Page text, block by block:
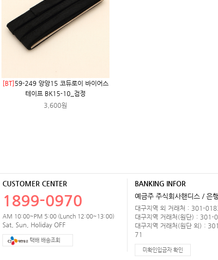
[BT] 59-249 앙앙15 코듀로이 바이어스
테이프 BK15-10_검정
3,600원
CUSTOMER CENTER
1899-0970
AM 10:00~PM 5:00 (Lunch 12:00~13:00)
Sat, Sun, Holiday OFF
택배 배송조회
BANKING INFOR
예금주 주식회사핸디스 / 은
대구지역 외 거래처 : 301-
대구지역 거래처(원단) :
대구지역 거래처(원단 외) :
71
미확인입금자 확인